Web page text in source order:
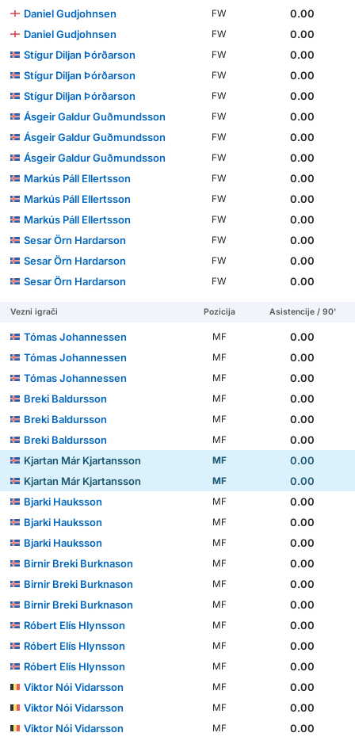
Daniel Gudjohnsen FW
0.00
Daniel Gudjohnsen
FW
0.00
Stígur Diljan Þórðarson
FW
0.00
Stígur Diljan Þórðarson
FW
0.00
Stígur Diljan Þórðarson
FW
0.00
Ásgeir Galdur Guðmundsson
FW
0.00
Ásgeir Galdur Guðmundsson
FW
0.00
Ásgeir Galdur Guðmundsson
FW
0.00
Markús Páll Ellertsson
FW
0.00
Markús Páll Ellertsson
FW
0.00
Markús Páll Ellertsson
FW
0.00
Sesar Örn Hardarson
FW
0.00
Sesar Örn Hardarson
FW
0.00
Sesar Örn Hardarson
FW 0.00
Vezni igrači Pozicija Asistencije / 90'
Tómas Johannessen MF
0.00
Tómas Johannessen
MF
0.00
Tómas Johannessen
MF
0.00
Breki Baldursson
MF
0.00
Breki Baldursson
MF
0.00
Breki Baldursson
MF
0.00
Kjartan Már Kjartansson
MF
0.00
Kjartan Már Kjartansson
MF
0.00
Bjarki Hauksson
MF
0.00
Bjarki Hauksson
MF
0.00
Bjarki Hauksson
MF
0.00
Birnir Breki Burknason
MF
0.00
Birnir Breki Burknason
MF
0.00
Birnir Breki Burknason
MF
0.00
Róbert Elís Hlynsson
MF
0.00
Róbert Elís Hlynsson
MF
0.00
Róbert Elís Hlynsson
MF
0.00
Viktor Nói Vidarsson
MF
0.00
Viktor Nói Vidarsson
MF
0.00
Viktor Nói Vidarsson
MF 0.00